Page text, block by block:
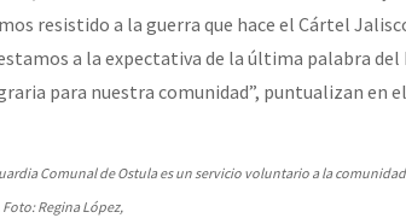
resistido a la guerra que hace el Cártel
a la expectativa de la última palabra del
para nuestra comunidad”, puntualizan en
Comunal de Ostula es un servicio voluntario a la
Regina López,